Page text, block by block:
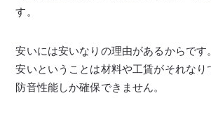
す。
安いには安いなりの理由があるからです。
安いということは材料や工賃がそれなり
防音性能しか確保できません。